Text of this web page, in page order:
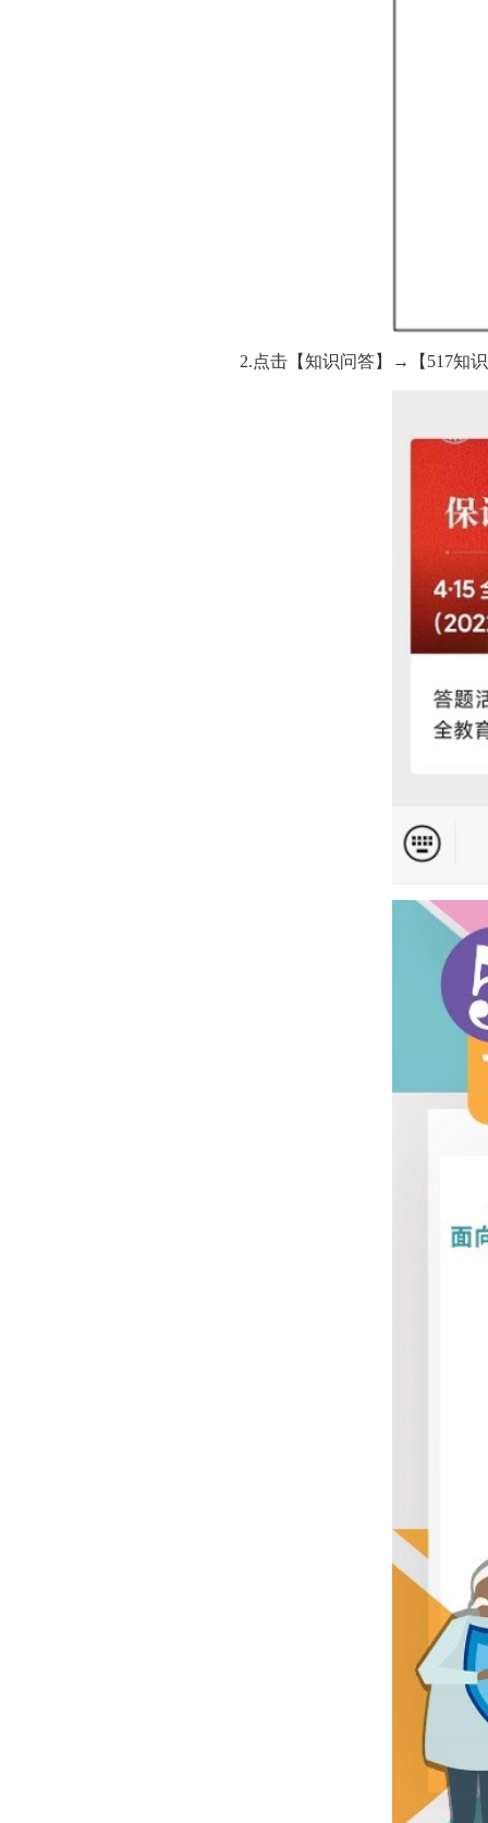
2.点击【知识问答】→【517知